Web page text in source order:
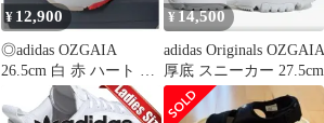
¥ 12,900
◎adidas OZGAIA
26.5cm 白 赤 ハート 厚
¥ 14,500
adidas Originals OZGAIA
厚底 スニーカー 27.5cm